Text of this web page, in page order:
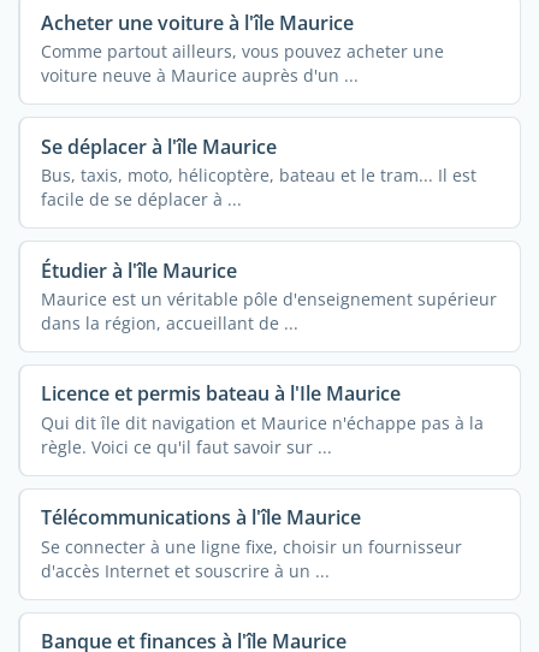
Acheter une voiture à l'île Maurice
Comme partout ailleurs, vous pouvez acheter une
voiture neuve à Maurice auprès d'un ...
Se déplacer à l'île Maurice
Bus, taxis, moto, hélicoptère, bateau et le tram... Il est
facile de se déplacer à ...
Étudier à l'île Maurice
Maurice est un véritable pôle d'enseignement supérieur
dans la région, accueillant de ...
Licence et permis bateau à l'Ile Maurice
Qui dit île dit navigation et Maurice n'échappe pas à la
règle. Voici ce qu'il faut savoir sur ...
Télécommunications à l'île Maurice
Se connecter à une ligne fixe, choisir un fournisseur
d'accès Internet et souscrire à un ...
Banque et finances à l'île Maurice